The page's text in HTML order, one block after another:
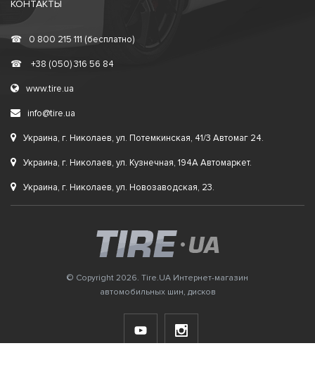
КОНТАКТЫ
☎ 0 800 215 111 (бесплатно)
☎ +38 (050) 316 56 84
www.tire.ua
info@tire.ua
Украина, г. Николаев, ул. Потемкинская, 41/3 Автомаг 24.
Украина, г. Николаев, ул. Кузнечная, 194А Автомаркет.
Украина, г. Николаев, ул. Новозаводская, 23.
© Copyright 2026. Tire.UA Интернет-магазин
автомобильных шин, дисков